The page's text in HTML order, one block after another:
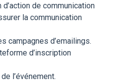
de communication
la communication
campagnes d’emailings.
d’inscription
l’événement.